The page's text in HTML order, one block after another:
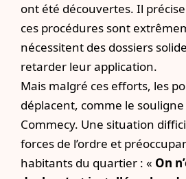
ont été découvertes. Il
ces procédures sont
nécessitent des dossiers
retarder leur application.
Mais malgré ces efforts, les
déplacent, comme le
Commecy. Une situation
forces de l’ordre et
habitants du quartier : « On